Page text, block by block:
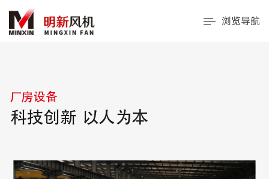
浏览导航
厂房设备
科技创新 以人为本